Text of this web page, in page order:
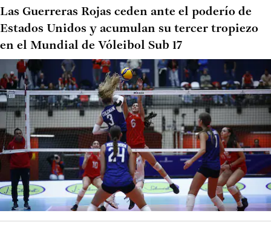
Las Guerreras Rojas ceden ante el poderío de
Estados Unidos y acumulan su tercer tropiezo
en el Mundial de Vóleibol Sub 17